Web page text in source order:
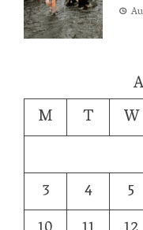
M
T W
3
4 5